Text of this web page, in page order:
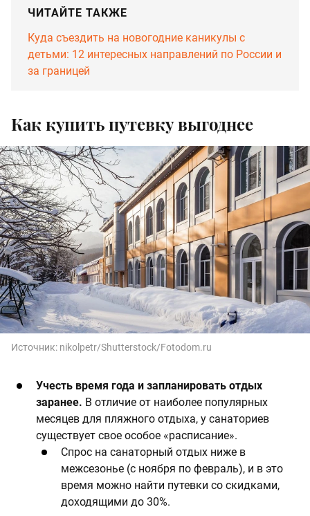
ЧИТАЙТЕ ТАКЖЕ
Куда съездить на новогодние каникулы с
детьми: 12 интересных направлений по России и
за границей
Как купить путевку выгоднее
Источник: nikolpetr/Shutterstock/Fotodom.ru
Учесть время года и запланировать отдых
заранее. В отличие от наиболее популярных
месяцев для пляжного отдыха, у санаториев
существует свое особое «расписание».
Спрос на санаторный отдых ниже в
межсезонье (с ноября по февраль), и в это
время можно найти путевки со скидками,
доходящими до 30%.